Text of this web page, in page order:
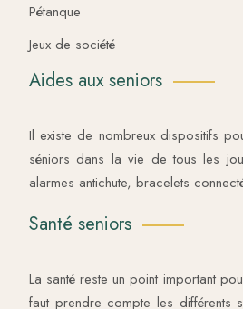
Pétanque
Jeux de société
Aides aux seniors
Il existe de nombreux dispositifs
séniors dans la vie de tous les
alarmes antichute, bracelets
Santé seniors
La santé reste un point important
faut prendre compte les différents